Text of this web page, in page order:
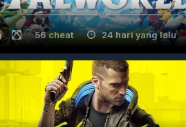
56 cheat 24 hari yang lalu